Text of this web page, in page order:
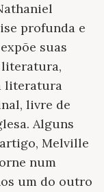
profunda e
suas
literatura
livre de
Alguns
Melville
num
um do outro